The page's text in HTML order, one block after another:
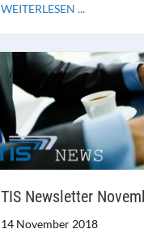
WEITERLESEN ...
TIS Newsletter
14 November 2018